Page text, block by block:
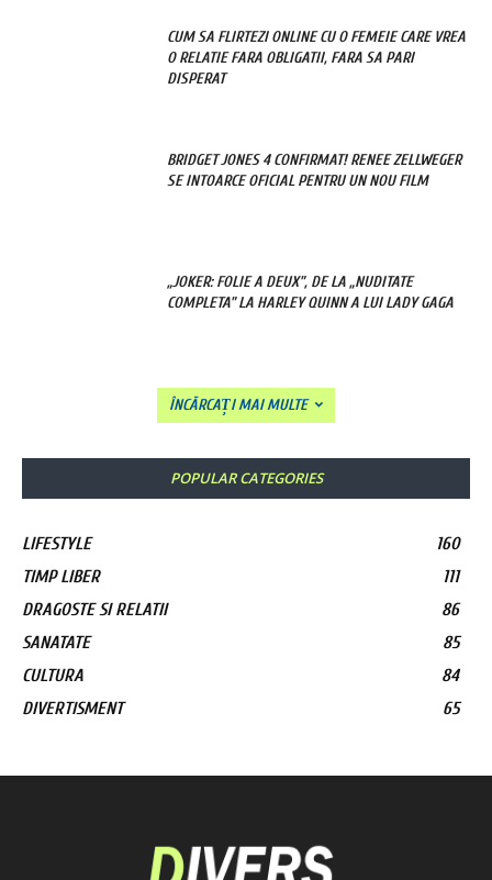
CUM SA FLIRTEZI ONLINE CU O FEMEIE CARE VREA
O RELATIE FARA OBLIGATII, FARA SA PARI
DISPERAT
BRIDGET JONES 4 CONFIRMAT! RENEE ZELLWEGER
SE INTOARCE OFICIAL PENTRU UN NOU FILM
„JOKER: FOLIE A DEUX”, DE LA „NUDITATE
COMPLETA” LA HARLEY QUINN A LUI LADY GAGA
ÎNCĂRCAȚI MAI MULTE
POPULAR CATEGORIES
LIFESTYLE
160
TIMP LIBER
111
DRAGOSTE SI RELATII
86
SANATATE
85
CULTURA
84
DIVERTISMENT
65